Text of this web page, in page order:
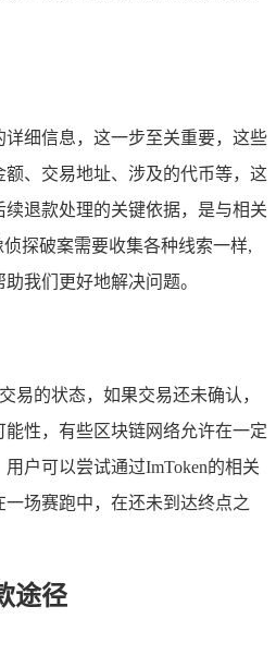
细信息，这一步至关重要，这些
、交易地址、涉及的代币等，这
退款处理的关键依据，是与相关
探破案需要收集各种线索一样,
我们更好地解决问题。
易的状态，如果交易还未确认，
性，有些区块链网络允许在一定
户可以尝试通过ImToken的相关
场赛跑中，在还未到达终点之
途径